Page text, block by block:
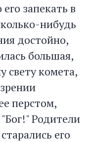
запекать в
нибудь
достойно,
большая,
свету комета,
перстом,
Родители
его